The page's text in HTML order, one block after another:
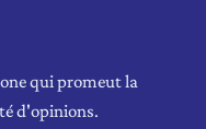
qui promeut la
d'opinions.